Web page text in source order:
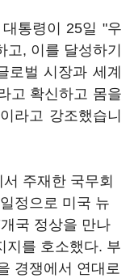
통령이 25일 "우
, 이를 달성하기
로벌 시장과 세계
고 확신하고 몸을
라고 강조했습니
주재한 국무회
정으로 미국 뉴
국 정상을 만나
지를 호소했다. 부
경쟁에서 연대로